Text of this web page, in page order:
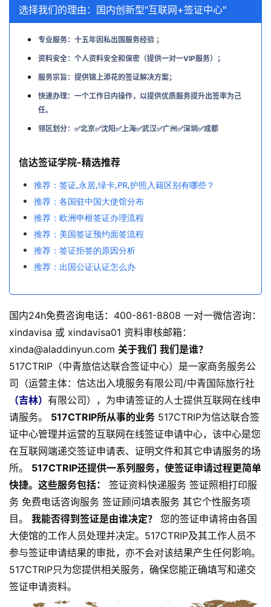
选择我们的理由：国内创新型"互联网+签证中心"
专业服务：十五年因私出国服务经验 ；
资料安全：个人资料安全和保密（提供一对一VIP服务）；
服务宗旨：提供锦上添花的签证解决方案；
快速办理：一个工作日内操作，以提供优质服务提升出签率为己
任。
领区划分：✅北京✅沈阳✅上海✅武汉✅广州✅深圳✅成都
信达签证学院-精选推荐
推荐：签证,永居,绿卡,PR,护照入籍区别有哪些？
推荐：各国驻中国大使馆分布
推荐：欧洲申根签证办理流程
推荐：美国签证预约面签流程
推荐：签证拒签的原因分析
推荐：出国公证认证怎么办
国内24h免费咨询电话：400-861-8808 一对一微信咨询：
xindavisa 或 xindavisa01 资料审核邮箱：
xinda@aladdinyun.com 关于我们 我们是谁？
517CTRIP（中青旅信达联合签证中心）是一家商务服务公
司（运营主体：信达出入境服务有限公司/中青国际旅行社
（吉林） 有限公司），为申请签证的人士提供互联网在线申
请服务。 517CTRIP所从事的业务 517CTRIP为信达联合签
证中心管理并运营的互联网在线签证申请中心，该中心是您
在互联网端递交签证申请表、证明文件和其它申请服务的场
所。 517CTRIP还提供一系列服务，使签证申请过程更简单
快捷。这些服务包括：
签证资料快递服务 签证照相打印服
务 免费电话咨询服务 签证顾问填表服务 其它个性服务项
目。 我能否得到签证是由谁决定？
您的签证申请将由各国
大使馆的工作人员处理并决定。517CTRIP及其工作人员不
参与签证申请结果的审批，亦不会对该结果产生任何影响。
517CTRIP只为您提供相关服务，确保您能正确填写和递交
签证申请资料。